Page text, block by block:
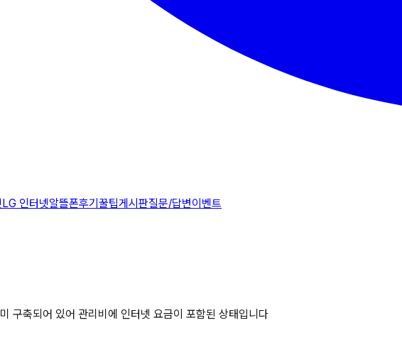
LG 인터넷알뜰폰후기꿀팁게시판질문/답변이벤트
구축되어 있어 관리비에 인터넷 요금이 포함된 상태입니다